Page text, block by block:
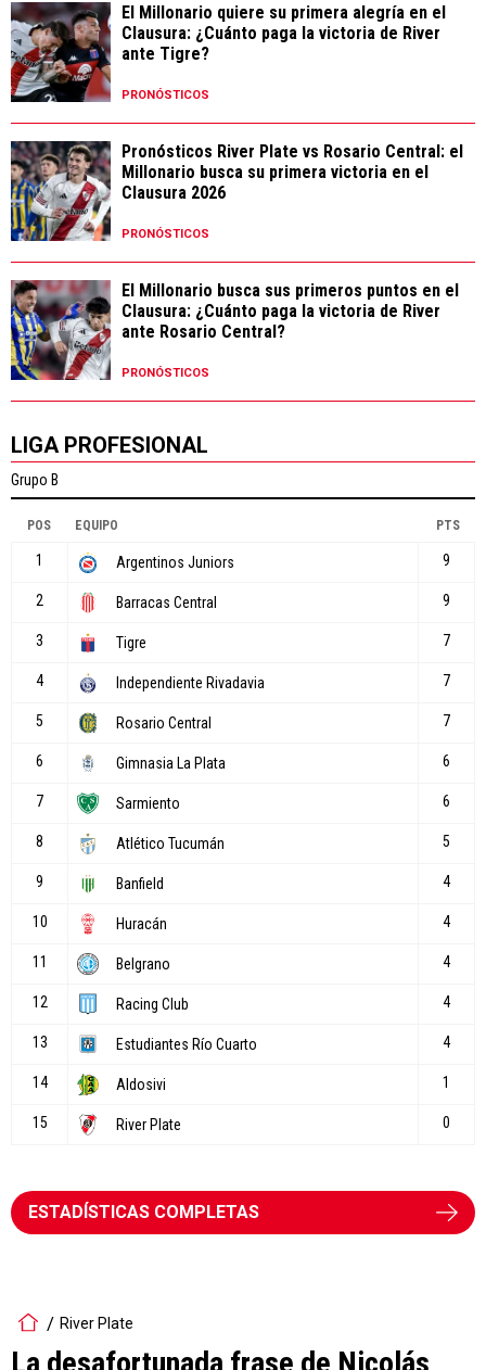
El Millonario quiere su primera alegría en el
Clausura: ¿Cuánto paga la victoria de River
ante Tigre?
PRONÓSTICOS
Pronósticos River Plate vs Rosario Central: el
Millonario busca su primera victoria en el
Clausura 2026
PRONÓSTICOS
El Millonario busca sus primeros puntos en el
Clausura: ¿Cuánto paga la victoria de River
ante Rosario Central?
PRONÓSTICOS
LIGA PROFESIONAL
ESTADÍSTICAS COMPLETAS
River Plate